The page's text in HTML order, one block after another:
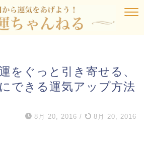
をぐっと引き寄せる、
できる運気アップ方法
8月 20, 2016 / 8月 20, 2016